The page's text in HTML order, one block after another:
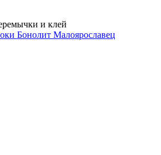
и клей